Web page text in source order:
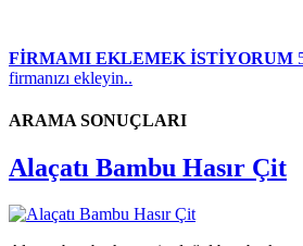
FİRMAMI EKLEMEK İSTİYORUM
firmanızı ekleyin..
ARAMA SONUÇLARI
Alaçatı Bambu Hasır Çit